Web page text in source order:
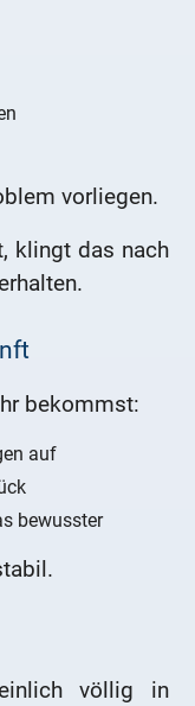
vorliegen.
klingt das nach
bekommst:
auf
bewusster
völlig in